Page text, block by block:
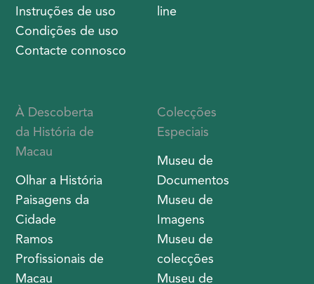
Instruções de uso
Condições de uso
Contacte connosco
line
À Descoberta
da História de
Macau
Olhar a História
Paisagens da
Cidade
Ramos
Profissionais de
Macau
Colecções
Especiais
Museu de
Documentos
Museu de
Imagens
Museu de
colecções
Museu de